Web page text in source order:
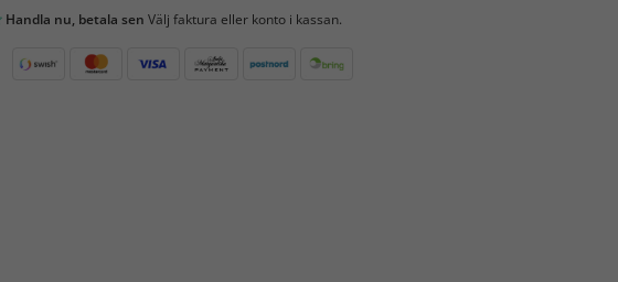
Handla nu, betala sen Välj faktura eller konto i kassan.